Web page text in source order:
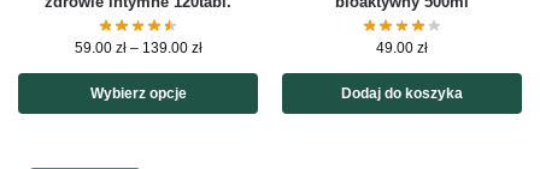
59.00 zł – 139.00 zł
Wybierz opcje
49.00 zł
Dodaj do koszyka